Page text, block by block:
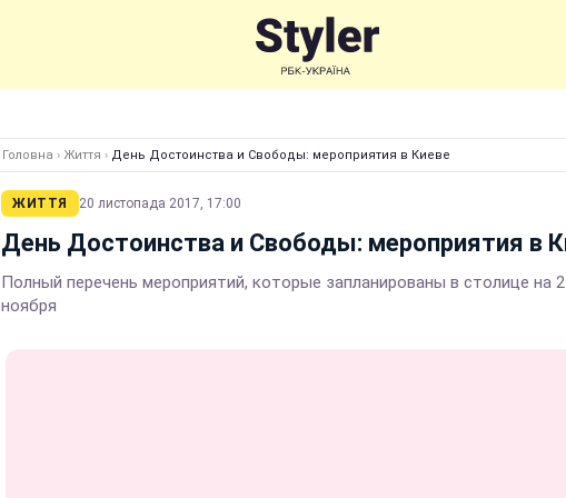
Головна › Життя › День Достоинства и Свободы: мероприятия в Киеве
ЖИТТЯ 20 листопада 2017, 17:00
День Достоинства и Свободы: мероприятия в
Полный перечень мероприятий, которые запланированы в столице на
ноября